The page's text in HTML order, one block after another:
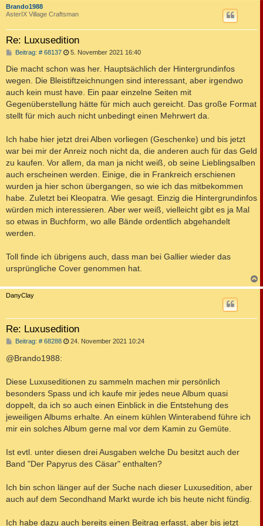
Brando1988
AsterIX Village Craftsman
Re: Luxusedition
Beitrag: # 68137B
i
r
a
g
5. November 2021 16:40
Die macht schon was her. Hauptsächlich der Hintergrundinfos
wegen. Die Bleistiftzeichnungen sind interessant, aber irgendwo
auch kein must have. Ein paar einzelne Seiten mit
Gegenüberstellung hätte für mich auch gereicht. Das große Format
stellt für mich auch nicht unbedingt einen Mehrwert da.
Ich habe hier jetzt drei Alben vorliegen (Geschenke) und bis jetzt
war bei mir der Anreiz noch nicht da, die anderen auch für das Geld
zu kaufen. Vor allem, da man ja nicht weiß, ob seine Lieblingsalben
auch erscheinen werden. Einige, die in Frankreich erschienen
wurden ja hier schon übergangen, so wie ich das mitbekommen
habe. Zuletzt bei Kleopatra. Wie gesagt. Einzig die Hintergrundinfos
würden mich interessieren. Aber wer weiß, vielleicht gibt es ja Mal
so etwas in Buchform, wo alle Bände ordentlich abgehandelt
werden.
Toll finde ich übrigens auch, dass man bei Gallier wieder das
ursprüngliche Cover genommen hat.
a
DanyClay
Re: Luxusedition
Beitrag: # 68288B
i
a
g
24. November 2021 10:24
@Brando1988:
Diese Luxuseditionen zu sammeln machen mir persönlich
besonders Spass und ich kaufe mir jedes neue Album quasi
doppelt, da ich so auch einen Einblick in die Entstehung des
jeweiligen Albums erhalte. An einem kühlen Winterabend führe ich
mir ein solches Album gerne mal vor dem Kamin zu Gemüte.
Ist evtl. unter diesen drei Ausgaben welche Du besitzt auch der
Band "Der Papyrus des Cäsar" enthalten?
Ich bin schon länger auf der Suche nach dieser Luxusedition, aber
auch auf dem Secondhand Markt wurde ich bis heute nicht fündig.
Ich habe dazu auch bereits einen Beitrag erfasst, aber bis jetzt